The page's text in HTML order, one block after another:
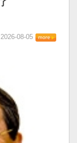
2026-08-05